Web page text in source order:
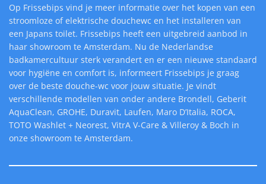
Op Frissebips vind je meer informatie over het kopen van een
stroomloze of elektrische douchewc en het installeren van
een Japans toilet. Frissebips heeft een uitgebreid aanbod in
haar showroom te Amsterdam. Nu de Nederlandse
badkamercultuur sterk verandert en er een nieuwe standaard
voor hygiëne en comfort is, informeert Frissebips je graag
over de beste douche-wc voor jouw situatie. Je vindt
verschillende modellen van onder andere Brondell, Geberit
AquaClean, GROHE, Duravit, Laufen, Maro D’Italia, ROCA,
TOTO Washlet + Neorest, VitrA V-Care & Villeroy & Boch in
onze showroom te Amsterdam.